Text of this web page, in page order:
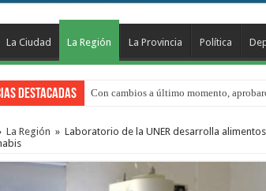
La Ciudad La Región La Provincia Política
Destacadas Con cambios a último momento,
Adopción en Entre Ríos: el 35% de los
La Región » Laboratorio de la UNER desarrolla